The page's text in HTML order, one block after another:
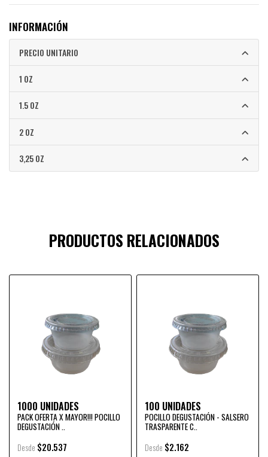
INFORMACIÓN
PRECIO UNITARIO
1 OZ
1.5 OZ
2 OZ
3,25 OZ
PRODUCTOS RELACIONADOS
1000 UNIDADES
PACK OFERTA X MAYOR!!! POCILLO
DEGUSTACIÓN ..
Desde $20.537
100 UNIDADES
POCILLO DEGUSTACIÓN - SALSERO
TRASPARENTE C..
Desde $2.162